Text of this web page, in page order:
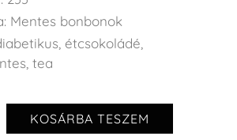
Mentes bonbonok
étcsokoládé
tea
KOSÁRBA TESZEM